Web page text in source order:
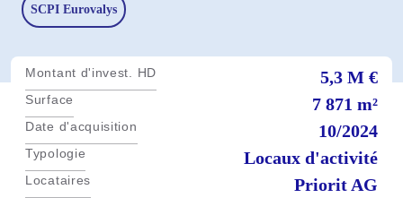
SCPI Eurovalys
Montant d'invest. HD 5,3 M €
Surface 7 871 m²
Date d'acquisition 10/2024
Typologie Locaux d'activité
Locataires Priorit AG